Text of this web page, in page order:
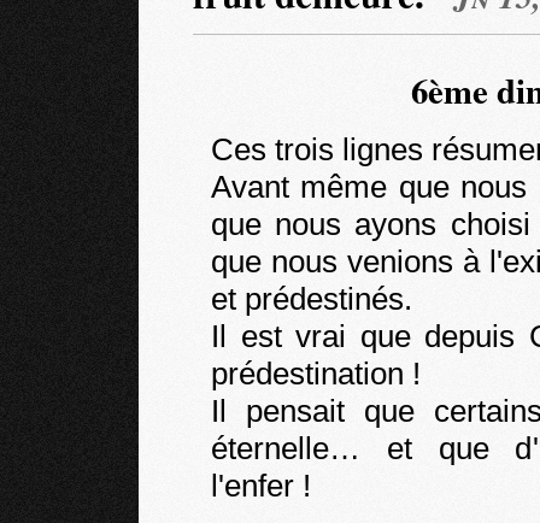
6ème
Ces trois lignes
Avant même que
que nous ayons
que nous venions à
et prédestinés.
Il est vrai que depuis
prédestination !
Il pensait que
éternelle… et que
l'enfer !